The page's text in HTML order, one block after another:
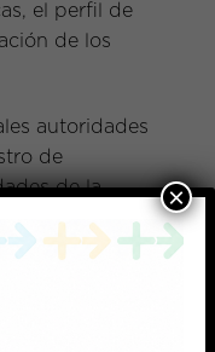
el perfil de
de los
autoridades
de
de la
Dirección
Profesional –
×